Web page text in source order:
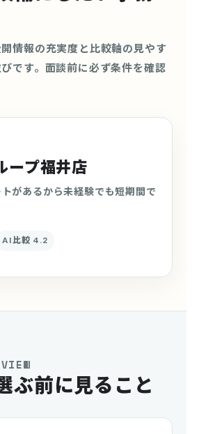
情報の充実度と比較軸の見やす
です。面談前に必ず条件を確認
ープ福井店
があるから未経験でも短期間で
AI比較 4.2
ぶ前に見ること